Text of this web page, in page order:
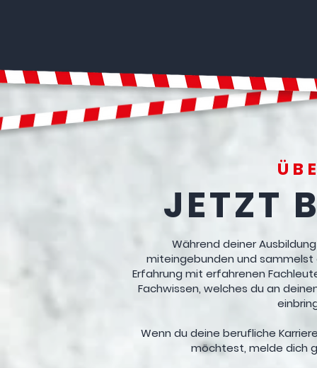
JETZT
Während deiner
miteingebunden und
Erfahrung mit erfahrenen
Fachwissen, welches du an
Wenn du deine berufliche
möchtest, melde dich